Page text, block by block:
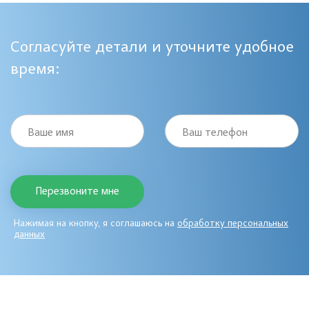
Согласуйте детали и уточните удобное
время:
Ваше имя Ваш телефон
Нажимая на кнопку, я соглашаюсь на обработку персональных
данных